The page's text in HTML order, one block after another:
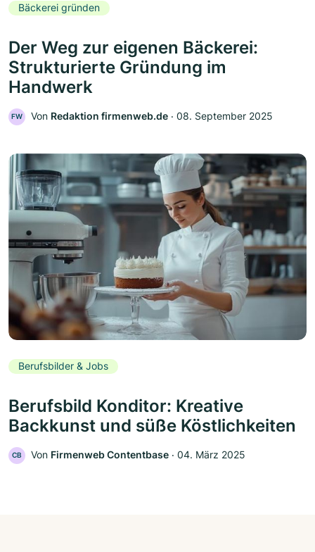
Bäckerei gründen
Der Weg zur eigenen Bäckerei:
Strukturierte Gründung im
Handwerk
FW Von Redaktion firmenweb.de ‧ 08. September 2025
Berufsbilder & Jobs
Berufsbild Konditor: Kreative
Backkunst und süße Köstlichkeiten
CB Von Firmenweb Contentbase ‧ 04. März 2025